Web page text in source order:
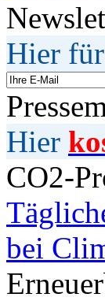
Hier
Hier
CO2-
bei